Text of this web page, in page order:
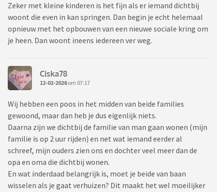
Zeker met kleine kinderen is het fijn als er iemand dichtbij
woont die even in kan springen. Dan begin je echt helemaal
opnieuw met het opbouwen van een nieuwe sociale kring om
je heen. Dan woont ineens iedereen ver weg.
Ciska78
12-02-2026om 07:17
Wij hebben een poos in het midden van beide families
gewoond, maar dan heb je dus eigenlijk niets.
Daarna zijn we dichtbij de familie van man gaan wonen (mijn
familie is op 2 uur rijden) en net wat iemand eerder al
schreef, mijn ouders zien ons en dochter veel meer dan de
opa en oma die dichtbij wonen.
En wat inderdaad belangrijk is, moet je beide van baan
wisselen als je gaat verhuizen? Dit maakt het wel moeilijker